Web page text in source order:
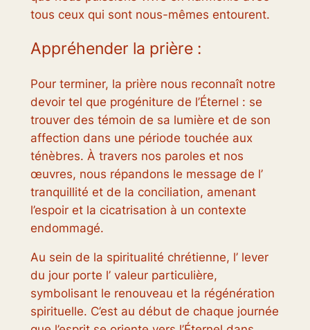
tous ceux qui sont nous-mêmes entourent.
Appréhender la prière :
Pour terminer, la prière nous reconnaît notre
devoir tel que progéniture de l’Éternel : se
trouver des témoin de sa lumière et de son
affection dans une période touchée aux
ténèbres. À travers nos paroles et nos
œuvres, nous répandons le message de l’
tranquillité et de la conciliation, amenant
l’espoir et la cicatrisation à un contexte
endommagé.
Au sein de la spiritualité chrétienne, l’ lever
du jour porte l’ valeur particulière,
symbolisant le renouveau et la régénération
spirituelle. C’est au début de chaque journée